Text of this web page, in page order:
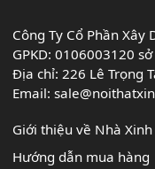
Công Ty Cổ Phần
GPKD: 0106003120
Địa chỉ: 226 Lê Trọng
Email:
Giới thiệu về Nhà Xinh
Hướng dẫn mua hàng